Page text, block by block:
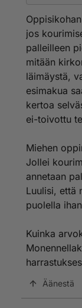
jos
palleilleen
mitään
läimäystä,
esimakua
kertoa
ei-toivottu
Miehen
Jollei
annetaan
Luulisi, että
puolella
Kuinka
Äänestä